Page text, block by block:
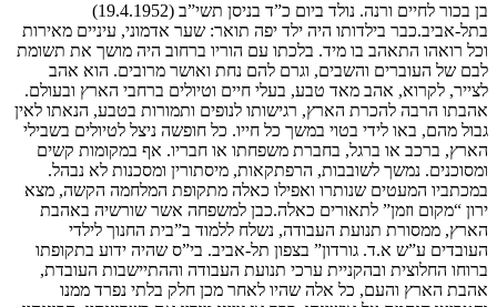
בן בכור לחיים ורנה. נולד ביום כ”ד בניסן תשי”ב (19.4.1952)
בתל-אביב.כבר בילדותו היה ילד יפה תואר: שער אדמוני, עיניים מאירות
וכל רואהו התאהב בו מיד. בלכתו עם הוריו ברחוב היה מושך את תשומת
לבם של העוברים והשבים, וגרם להם נחת ואושר מרובים. הוא אהב
לצייר, לקרוא, אהב מאד טבע, בעלי חיים וטיולים ברחבי הארץ ובעולם.
אהבתו הרבה להכרת הארץ, רגישותו לנופים ותמורות בטבע, הנאתו לאין
גבול מהם, באו לידי בטוי במשך כל חייו. כל חופשה ניצל לטיולים בשבילי
הארץ, ברכב או ברגל, בחברת משפחתו או חבריו. אף במקומות קשים
ומסוכנים. נמשך לשובבות, הרפתקאות, מיסתורין ומסכנות לא נבהל.
במכתביו המעטים שנותרו ואפילו כאלה מתקופת המלחמה הקשה, מצא
ירון “מקום וזמן” לתאורים כאלה.כבן למשפחה אשר שורשיה באהבת
הארץ, ממסורת תנועת העבודה, נשלח ללמוד ב”בית החנוך לילדי
העובדים ע”ש א.ד. גורדון” בצפון תל-אביב. בי”ס שהיה ידוע בתקופתו
ברוחו החלוצית ובהקניית ערכי תנועת העבודה וההתיישבות העובדת,
אהבת הארץ והעם, כל אלה שהיו לאחר מכן חלק בלתי נפרד ממנו